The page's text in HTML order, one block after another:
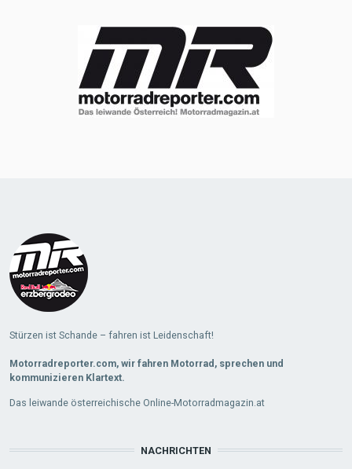
Stürzen ist Schande – fahren ist Leidenschaft!
Motorradreporter.com, wir fahren Motorrad, sprechen und
kommunizieren Klartext.
Das leiwande österreichische Online-Motorradmagazin.at
NACHRICHTEN